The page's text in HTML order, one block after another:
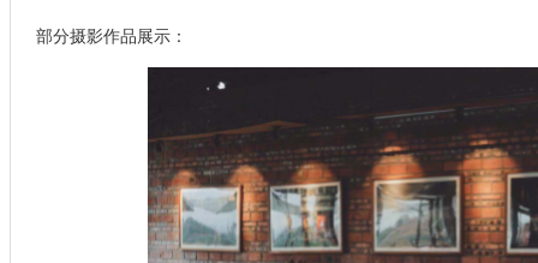
部分摄影作品展示：